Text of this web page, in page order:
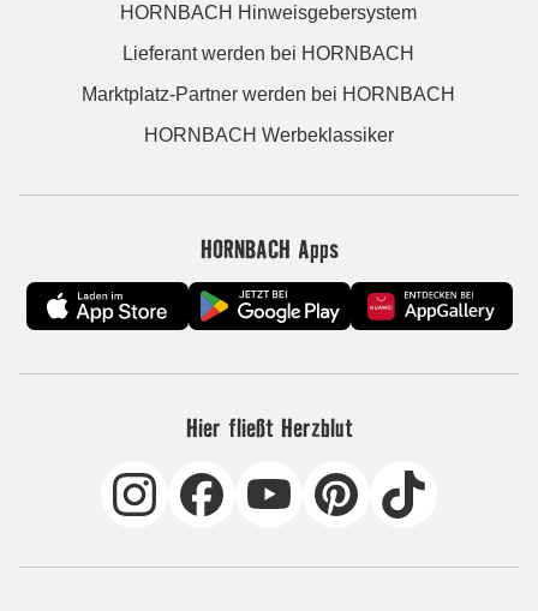
HORNBACH Hinweisgebersystem
Lieferant werden bei HORNBACH
Marktplatz-Partner werden bei HORNBACH
HORNBACH Werbeklassiker
HORNBACH Apps
Hier fließt Herzblut